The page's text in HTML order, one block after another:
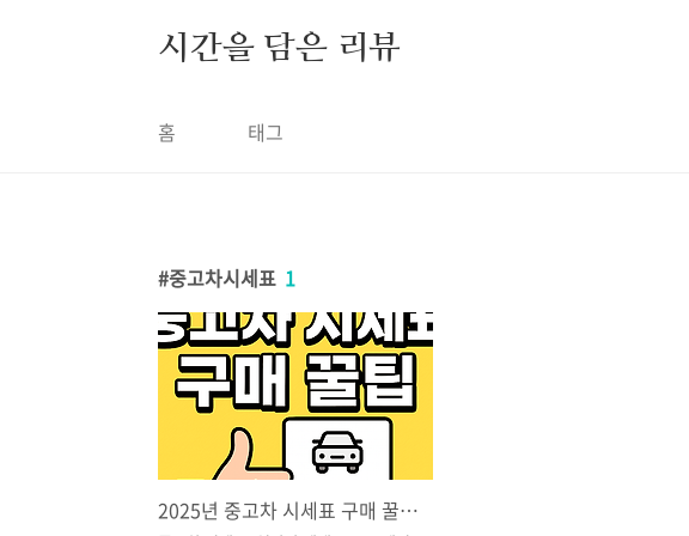
시간을 담은 리뷰
홈 태그
중고차시세표 1
2025년 중고차 시세표 구매 꿀팁 총정리! 절대 손해 보지 않는 법